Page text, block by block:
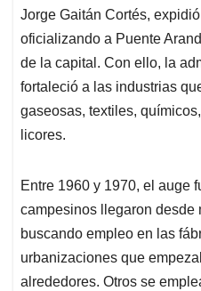
Jorge Gaitán Cortés,
oficializando a Puente
de la capital. Con ello, la
fortaleció a las industrias
gaseosas, textiles,
licores.
Entre 1960 y 1970, el auge
campesinos llegaron desde
buscando empleo en las
urbanizaciones que
alrededores. Otros se